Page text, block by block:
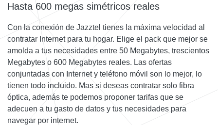
Hasta 600 megas simétricos reales
Con la conexión de Jazztel tienes la máxima velocidad al
contratar Internet para tu hogar. Elige el pack que mejor se
amolda a tus necesidades entre 50 Megabytes, trescientos
Megabytes o 600 Megabytes reales. Las ofertas
conjuntadas con Internet y teléfono móvil son lo mejor, lo
tienen todo incluido. Mas si deseas contratar solo fibra
óptica, además te podemos proponer tarifas que se
adecuen a tu gasto de datos y tus necesidades para
navegar por internet.